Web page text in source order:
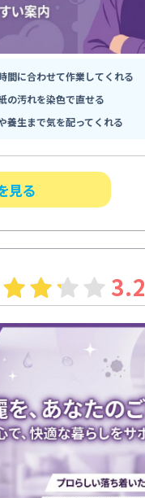
間に合わせて作業してくれる
の汚れを染色で直せる
養生まで気を配ってくれる
見る
3.2